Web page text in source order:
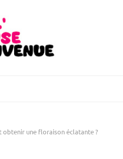
obtenir une floraison éclatante ?